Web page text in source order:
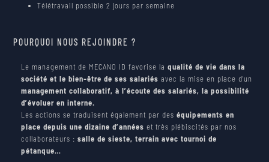
Télétravail possible 2 jours par semaine
POURQUOI NOUS REJOINDRE ?
Le management de MECANO ID favorise laqualité de vie dans la
société et le bien-être de ses salariés avec la mise en place d’un
management collaboratif, à l’écoute des salariés, la possibilité
d’évoluer en interne.
Les actions se traduisent également par des équipements en
place depuis une dizaine d’années et très plébiscités par nos
collaborateurs :salle de sieste, terrain avec tournoi de
pétanque…